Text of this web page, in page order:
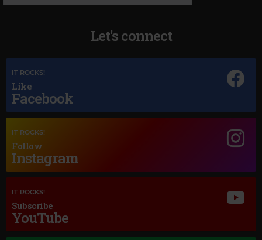
Magic Jazz
Let's connect
IT ROCKS!
Like
Facebook
IT ROCKS!
Follow
Instagram
IT ROCKS!
Subscribe
YouTube